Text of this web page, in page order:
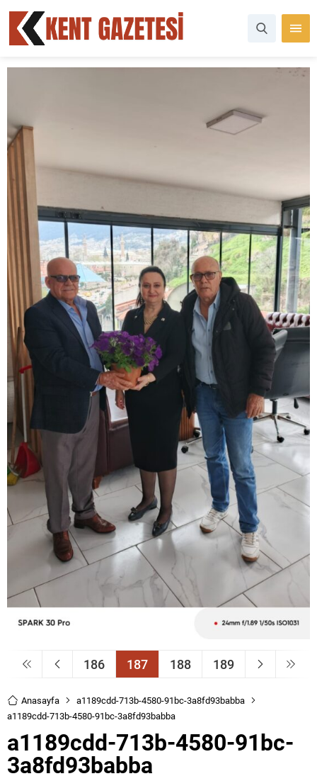
186 187 188 189
Anasayfa
a1189cdd-713b-4580-91bc-3a8fd93babba
a1189cdd-713b-4580-91bc-3a8fd93babba
a1189cdd-713b-4580-91bc-
3a8fd93babba